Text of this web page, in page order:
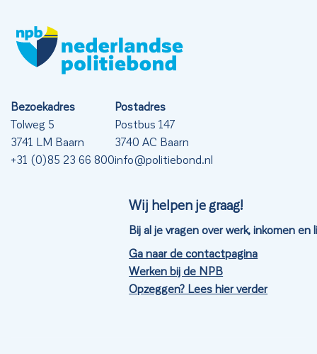
Bezoekadres
Tolweg 5
3741 LM Baarn
+31 (0)85 23 66 800
Postadres
Postbus 147
3740 AC Baarn
info@politiebond.nl
Wij helpen je graag!
Bij al je vragen over werk, inkomen en
Ga naar de contactpagina
Werken bij de NPB
Opzeggen? Lees hier verder